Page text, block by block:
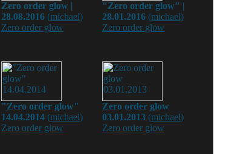
Zero order glow |
28.08.2016 (michael)
Zero order glow
"Zero order glow" |
28.01.2016 (michael)
Zero order glow
"Zero order glow"
14.04.2014 (michael)
Zero order glow
Zero order glow
03.01.2013 (michael)
Zero order glow